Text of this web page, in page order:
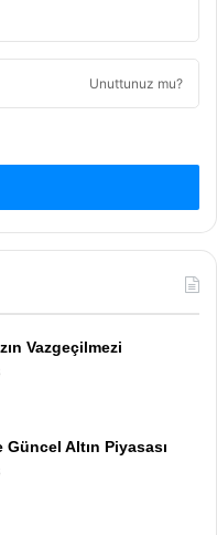
Unuttunuz mu?
Vazgeçilmezi
Güncel Altın Piyasası